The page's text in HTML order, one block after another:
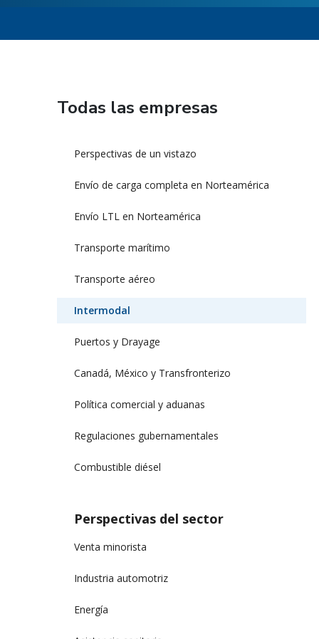
Todas las empresas
Perspectivas de un vistazo
Envío de carga completa en Norteamérica
Envío LTL en Norteamérica
Transporte marítimo
Transporte aéreo
Intermodal
Puertos y Drayage
Canadá, México y Transfronterizo
Política comercial y aduanas
Regulaciones gubernamentales
Combustible diésel
Perspectivas del sector
Venta minorista
Industria automotriz
Energía